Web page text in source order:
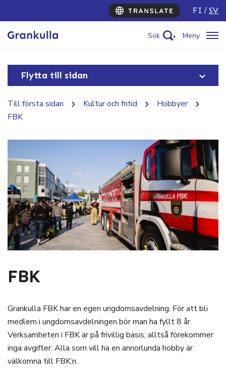
FI SV
Sök Meny
Flytta till sidan
Till första sidan Kultur och fritid
Hobbyer
FBK
FBK
Grankulla FBK har en egen ungdomsavdelning. För att bli
medlem i ungdomsavdelningen bör man ha fyllt 8 år.
Verksamheten i FBK är på frivillig basis, alltså förekommer
inga avgifter. Alla som vill ha en annorlunda hobby är
välkomna till FBK:n.